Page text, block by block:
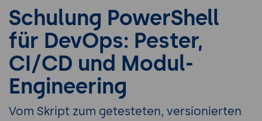
Schulung PowerShell
für DevOps: Pester,
CI/CD und Modul-
Engineering
Vom Skript zum getesteten, versionierten